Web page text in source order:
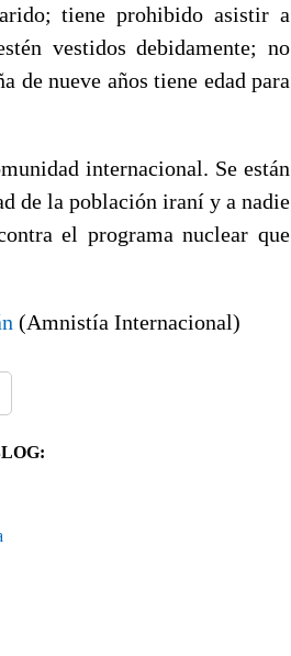
tiene prohibido asistir a
vestidos debidamente; no
de nueve años tiene edad para
internacional. Se están
de la población iraní y a nadie
el programa nuclear que
(Amnistía Internacional)